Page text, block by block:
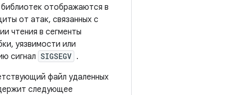
отображаются в
от атак, связанных с
чтения в сегменты
уязвимости или
сигнал SIGSEGV .
файл удаленных
следующее